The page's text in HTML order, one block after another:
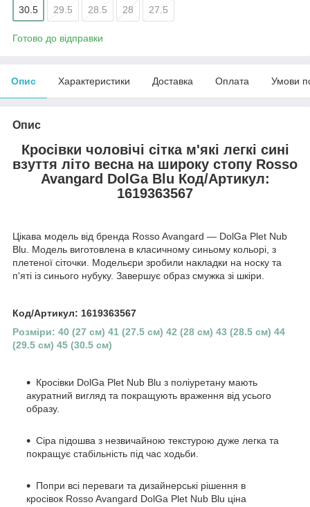
30.5 29.5 28.5 28 27.5
Готово до відправки
Опис Характеристики Доставка Оплата Умови
Опис
Кросівки чоловічі сітка м'які легкі сині
взуття літо весна на широку стопу Rosso
Avangard DolGa Blu Код/Артикул:
1619363567
Цікава модель від бренда Rosso Avangard — DolGa Plet Nub
Blu. Модель виготовлена в класичному синьому кольорі, з
плетеної сіточки. Модельєри зробили накладки на носку та
п'яті із синього нубуку. Завершує образ смужка зі шкіри.
Код/Артикул: 1619363567
Розміри: 40 (27 см) 41 (27.5 см) 42 (28 см) 43 (28.5 см) 44
(29.5 см) 45 (30.5 см)
Кросівки DolGa Plet Nub Blu з поліуретану мають
акуратний вигляд та покращують враження від усього
образу.
Сіра підошва з незвичайною текстурою дуже легка та
покращує стабільність під час ходьби.
Попри всі переваги та дизайнерські рішення в
кросівок Rosso Avangard DolGa Plet Nub Blu ціна